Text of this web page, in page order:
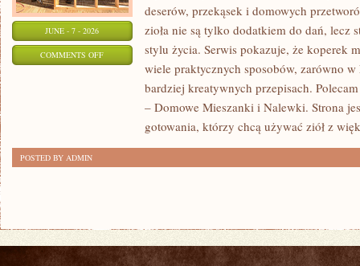
JUNE - 7 - 2026
COMMENTS OFFON
PRZEWODNIK
deserów, przekąsek i domowych
zioła nie są tylko dodatkiem do dań, lecz
stylu życia. Serwis pokazuje, że koperek
wiele praktycznych sposobów, zarówno
bardziej kreatywnych przepisach.
– Domowe Mieszanki i Nalewki. Strona
gotowania, którzy chcą używać ziół z
POSTED BY ADMIN